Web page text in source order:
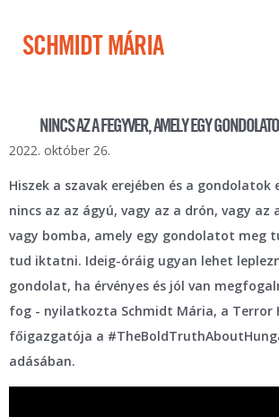
SCHMIDT MÁRIA
NINCS AZ A FEGYVER, AMELY EGY
2022. október 26.
Hiszek a szavak erejében és a gondolatok
nincs az az ágyú, vagy az a drón, vagy az
vagy bomba, amely egy gondolatot meg
tud iktatni. Ideig-óráig ugyan lehet
gondolat, ha érvényes és jól van
fog - nyilatkozta Schmidt Mária, a Terror
főigazgatója a
adásában.